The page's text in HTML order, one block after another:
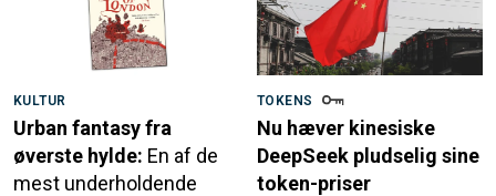
KULTUR
Urban fantasy fra
øverste hylde: En af de
mest underholdende
TOKENS
Nu hæver kinesiske
DeepSeek pludselig sine
token-priser